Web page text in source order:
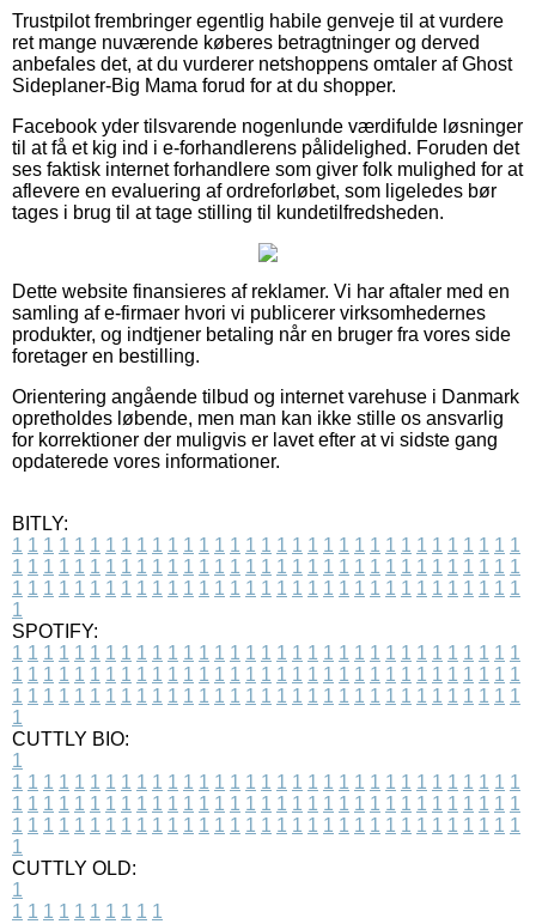
Trustpilot frembringer egentlig habile genveje til at vurdere
ret mange nuværende køberes betragtninger og derved
anbefales det, at du vurderer netshoppens omtaler af Ghost
Sideplaner-Big Mama forud for at du shopper.
Facebook yder tilsvarende nogenlunde værdifulde løsninger
til at få et kig ind i e-forhandlerens pålidelighed. Foruden det
ses faktisk internet forhandlere som giver folk mulighed for at
aflevere en evaluering af ordreforløbet, som ligeledes bør
tages i brug til at tage stilling til kundetilfredsheden.
Dette website finansieres af reklamer. Vi har aftaler med en
samling af e-firmaer hvori vi publicerer virksomhedernes
produkter, og indtjener betaling når en bruger fra vores side
foretager en bestilling.
Orientering angående tilbud og internet varehuse i Danmark
opretholdes løbende, men man kan ikke stille os ansvarlig
for korrektioner der muligvis er lavet efter at vi sidste gang
opdaterede vores informationer.
BITLY:
1 1 1 1 1 1 1 1 1 1 1 1 1 1 1 1 1 1 1 1 1 1 1 1 1 1 1 1 1 1 1 1 1
1 1 1 1 1 1 1 1 1 1 1 1 1 1 1 1 1 1 1 1 1 1 1 1 1 1 1 1 1 1 1 1 1
1 1 1 1 1 1 1 1 1 1 1 1 1 1 1 1 1 1 1 1 1 1 1 1 1 1 1 1 1 1 1 1 1
1
SPOTIFY:
1 1 1 1 1 1 1 1 1 1 1 1 1 1 1 1 1 1 1 1 1 1 1 1 1 1 1 1 1 1 1 1 1
1 1 1 1 1 1 1 1 1 1 1 1 1 1 1 1 1 1 1 1 1 1 1 1 1 1 1 1 1 1 1 1 1
1 1 1 1 1 1 1 1 1 1 1 1 1 1 1 1 1 1 1 1 1 1 1 1 1 1 1 1 1 1 1 1 1
1
CUTTLY BIO:
1
1 1 1 1 1 1 1 1 1 1 1 1 1 1 1 1 1 1 1 1 1 1 1 1 1 1 1 1 1 1 1 1 1
1 1 1 1 1 1 1 1 1 1 1 1 1 1 1 1 1 1 1 1 1 1 1 1 1 1 1 1 1 1 1 1 1
1 1 1 1 1 1 1 1 1 1 1 1 1 1 1 1 1 1 1 1 1 1 1 1 1 1 1 1 1 1 1 1 1
1
CUTTLY OLD:
1
1 1 1 1 1 1 1 1 1 1